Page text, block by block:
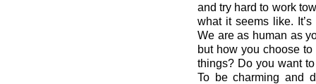
and try hard to work
what it seems like.
We are as human as
but how you choose
things? Do you want
To be charming and